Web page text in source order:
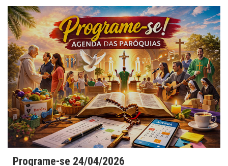
Programe-se 24/04/2026